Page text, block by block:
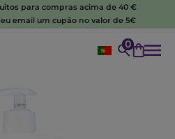
para compras acima de 40 €
email um cupão no valor de 5€
0